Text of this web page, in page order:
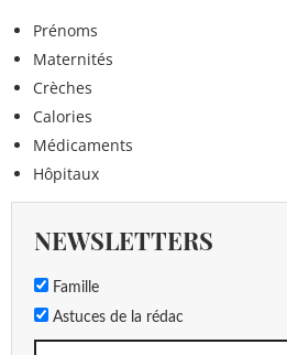
Prénoms
Maternités
Crèches
Calories
Médicaments
Hôpitaux
NEWSLETTERS
Famille
Astuces de la rédac